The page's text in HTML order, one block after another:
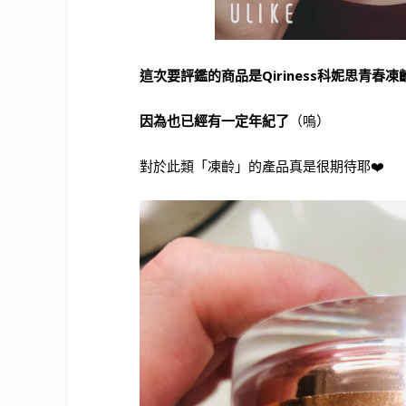
這次要評鑑的商品是Qiriness科妮思青春凍
因為也已經有一定年紀了 （嗚）
對於此類「凍齡」的產品真是很期待耶❤️